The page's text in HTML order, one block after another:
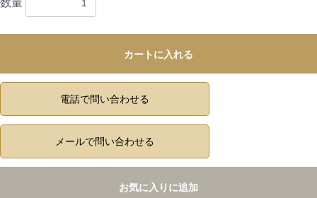
数量
カートに入れる
電話で問い合わせる
メールで問い合わせる
お気に入りに追加